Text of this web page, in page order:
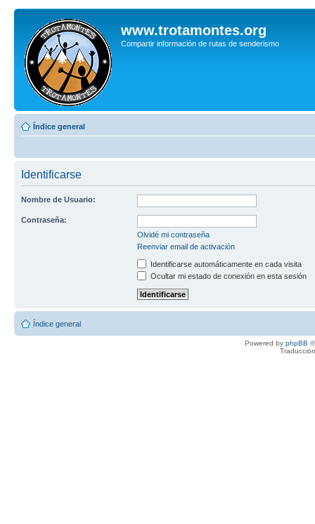
www.trotamontes.org
Compartir información de rutas de senderismo
Índice general
Identificarse
Nombre de Usuario:
Contraseña:
Olvidé mi contraseña
Reenviar email de activación
Identificarse automáticamente en cada visita
Ocultar mi estado de conexión en esta sesión
Índice general
Powered by phpBB